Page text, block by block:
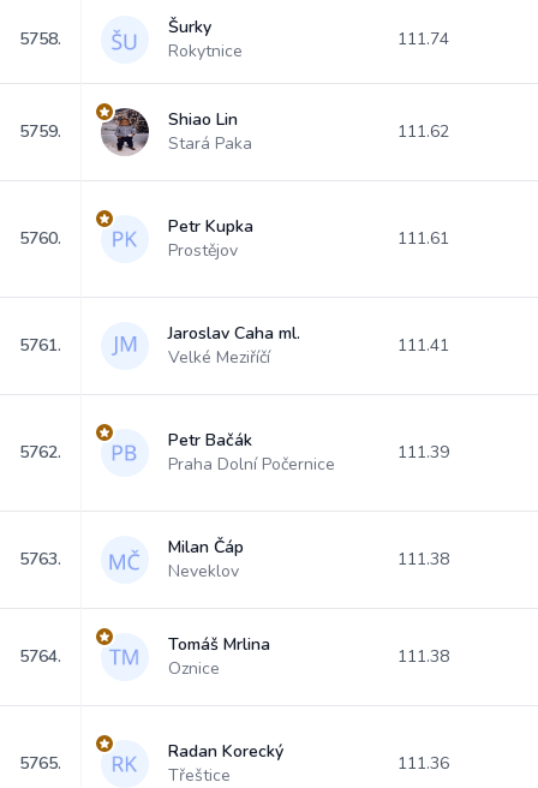
5758.
Šurky
Rokytnice
111.74
5759.
Shiao Lin
Stará Paka
111.62
5760.
Petr Kupka
Prostějov
111.61
5761.
Jaroslav Caha ml.
Velké Meziříčí
111.41
5762.
Petr Bačák
Praha Dolní Počernice
111.39
5763.
Milan Čáp
Neveklov
111.38
5764.
Tomáš Mrlina
Oznice
111.38
5765.
Radan Korecký
Třeštice
111.36